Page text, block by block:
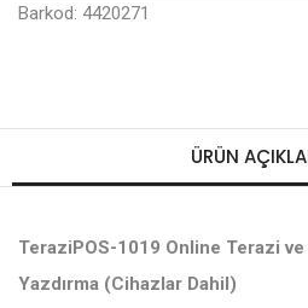
Barkod: 4420271
ÜRÜN
TeraziPOS-1019 Online Terazi
Yazdırma (Cihazlar Dahil)